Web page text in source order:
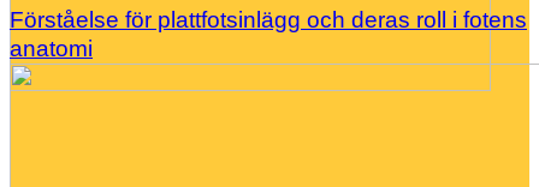
Förståelse för plattfotsinlägg och deras roll i fotens
anatomi